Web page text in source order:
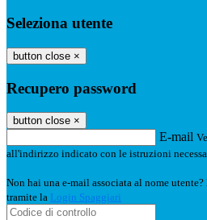
Seleziona utente
button close ×
Recupero password
button close ×
E-mail
all'indirizzo indicato con le istruzioni
Non hai una e-mail associata al nome
tramite la Login Spaggiari